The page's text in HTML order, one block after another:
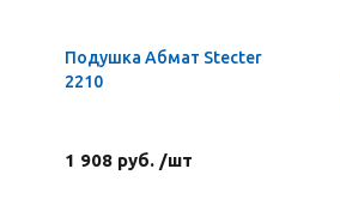
Подушка Абмат Stecter
2210
1 908 руб. /шт